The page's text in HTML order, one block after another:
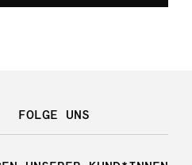
FOLGE UNS